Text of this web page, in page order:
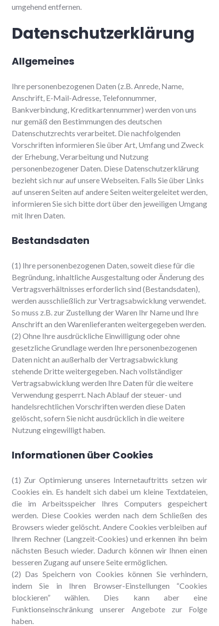
umgehend entfernen.
Datenschutzerklärung
Allgemeines
Ihre personenbezogenen Daten (z.B. Anrede, Name,
Anschrift, E-Mail-Adresse, Telefonnummer,
Bankverbindung, Kreditkartennummer) werden von uns
nur gemäß den Bestimmungen des deutschen
Datenschutzrechts verarbeitet. Die nachfolgenden
Vorschriften informieren Sie über Art, Umfang und Zweck
der Erhebung, Verarbeitung und Nutzung
personenbezogener Daten. Diese Datenschutzerklärung
bezieht sich nur auf unsere Webseiten. Falls Sie über Links
auf unseren Seiten auf andere Seiten weitergeleitet werden,
informieren Sie sich bitte dort über den jeweiligen Umgang
mit Ihren Daten.
Bestandsdaten
(1) Ihre personenbezogenen Daten, soweit diese für die
Begründung, inhaltliche Ausgestaltung oder Änderung des
Vertragsverhältnisses erforderlich sind (Bestandsdaten),
werden ausschließlich zur Vertragsabwicklung verwendet.
So muss z.B. zur Zustellung der Waren Ihr Name und Ihre
Anschrift an den Warenlieferanten weitergegeben werden.
(2) Ohne Ihre ausdrückliche Einwilligung oder ohne
gesetzliche Grundlage werden Ihre personenbezogenen
Daten nicht an außerhalb der Vertragsabwicklung
stehende Dritte weitergegeben. Nach vollständiger
Vertragsabwicklung werden Ihre Daten für die weitere
Verwendung gesperrt. Nach Ablauf der steuer- und
handelsrechtlichen Vorschriften werden diese Daten
gelöscht, sofern Sie nicht ausdrücklich in die weitere
Nutzung eingewilligt haben.
Informationen über Cookies
(1) Zur Optimierung unseres Internetauftritts setzen wir
Cookies ein. Es handelt sich dabei um kleine Textdateien,
die im Arbeitsspeicher Ihres Computers gespeichert
werden. Diese Cookies werden nach dem Schließen des
Browsers wieder gelöscht. Andere Cookies verbleiben auf
Ihrem Rechner (Langzeit-Cookies) und erkennen ihn beim
nächsten Besuch wieder. Dadurch können wir Ihnen einen
besseren Zugang auf unsere Seite ermöglichen.
(2) Das Speichern von Cookies können Sie verhindern,
indem Sie in Ihren Browser-Einstellungen “Cookies
blockieren” wählen. Dies kann aber eine
Funktionseinschränkung unserer Angebote zur Folge
haben.